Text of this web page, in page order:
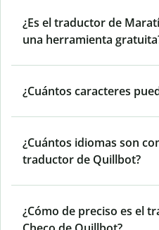
¿Es el traductor de
una herramienta
¿Cuántos caracteres
¿Cuántos idiomas son
traductor de Quillbot?
¿Cómo de preciso es el